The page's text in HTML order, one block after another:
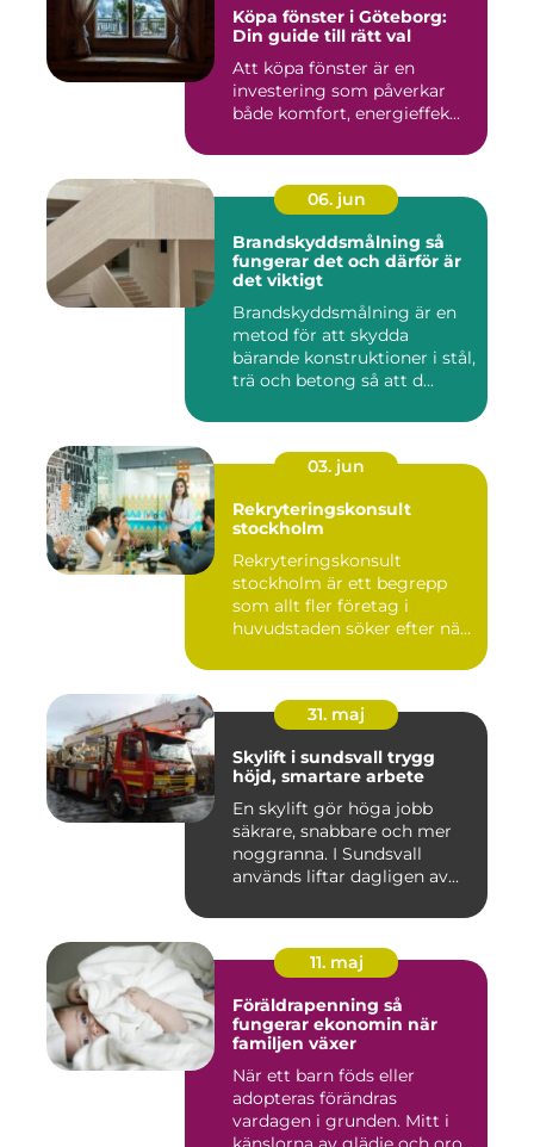
Köpa fönster i Göteborg:
Din guide till rätt val
Att köpa fönster är en
investering som påverkar
både komfort, energieffek...
06. jun
Brandskyddsmålning så
fungerar det och därför är
det viktigt
Brandskyddsmålning är en
metod för att skydda
bärande konstruktioner i stål,
trä och betong så att d...
03. jun
Rekryteringskonsult
stockholm
Rekryteringskonsult
stockholm är ett begrepp
som allt fler företag i
huvudstaden söker efter när
31. maj
Skylift i sundsvall trygg
höjd, smartare arbete
En skylift gör höga jobb
säkrare, snabbare och mer
noggranna. I Sundsvall
används liftar dagligen av...
11. maj
Föräldrapenning så
fungerar ekonomin när
familjen växer
När ett barn föds eller
adopteras förändras
vardagen i grunden. Mitt i